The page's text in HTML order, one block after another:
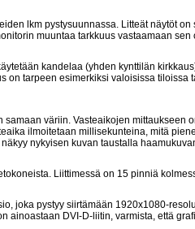
lkm pystysuunnassa. Litteät näytöt on
muuntaa tarkkuus vastaamaan sen
kandelaa (yhden kynttilän
on tarpeen esimerkiksi valoisissa tiloissa
väriin. Vasteaikojen mittaukseen
ilmoitetaan millisekunteina, mitä
nykyisen kuvan taustalla
Liittimessä on 15 pinniä
joka pystyy siirtämään 1920x1080-
ainoastaan DVI-D-liitin, varmista, että